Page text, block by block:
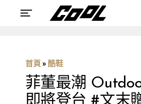
首頁 » 酷鞋
菲董最潮